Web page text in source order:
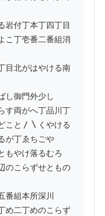
岩付丁本丁四丁目
こ丁壱番二番組消
目北がはやける南
し御門外少し
す両がへ丁品川丁
こと〳〵くやける
が丁ゑちごや
もやけ落るむろ
のこらずせともの
番組本所深川
め二丁めのこらず